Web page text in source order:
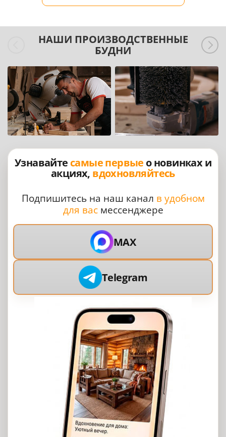
НАШИ ПРОИЗВОДСТВЕННЫЕ
БУДНИ
Узнавайте самые первые о новинках и
акциях, вдохновляйтесь
Подпишитесь на наш канал в удобном
для васмессенджере
MAX
Telegram